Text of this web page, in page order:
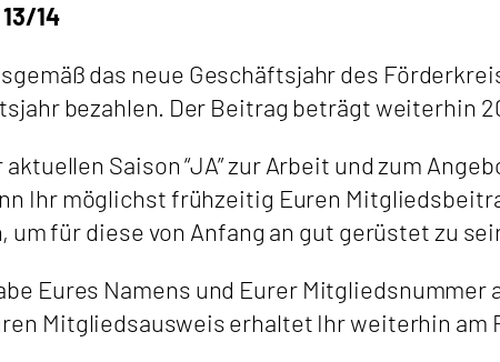
14
das neue Geschäftsjahr des
bezahlen. Der Beitrag beträgt weiterhin
Saison “JA” zur Arbeit und zum
Ihr möglichst frühzeitig Euren
für diese von Anfang an gut gerüstet zu
Eures Namens und Eurer Mitgliedsnummer
Mitgliedsausweis erhaltet Ihr weiterhin am